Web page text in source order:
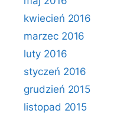
kwiecień 2016
marzec 2016
luty 2016
styczeń 2016
grudzień 2015
listopad 2015